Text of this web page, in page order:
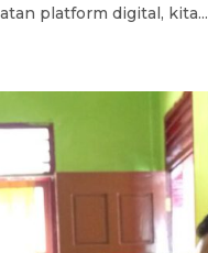
platform digital, kita...